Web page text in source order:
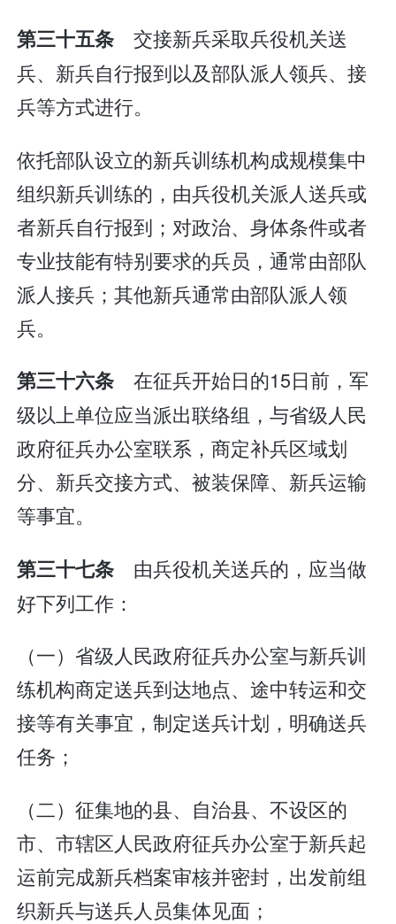
第三十五条 交接新兵采取兵役机关送
兵、新兵自行报到以及部队派人领兵、接
兵等方式进行。
依托部队设立的新兵训练机构成规模集中
组织新兵训练的，由兵役机关派人送兵或
者新兵自行报到；对政治、身体条件或者
专业技能有特别要求的兵员，通常由部队
派人接兵；其他新兵通常由部队派人领
兵。
第三十六条 在征兵开始日的15日前，军
级以上单位应当派出联络组，与省级人民
政府征兵办公室联系，商定补兵区域划
分、新兵交接方式、被装保障、新兵运输
等事宜。
第三十七条 由兵役机关送兵的，应当做
好下列工作：
（一）省级人民政府征兵办公室与新兵训
练机构商定送兵到达地点、途中转运和交
接等有关事宜，制定送兵计划，明确送兵
任务；
（二）征集地的县、自治县、不设区的
市、市辖区人民政府征兵办公室于新兵起
运前完成新兵档案审核并密封，出发前组
织新兵与送兵人员集体见面；